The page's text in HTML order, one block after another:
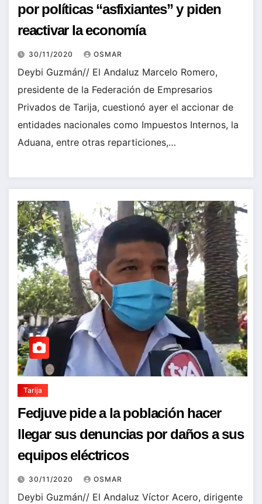
por políticas “asfixiantes” y piden
reactivar la economía
30/11/2020 OSMAR
Deybi Guzmán// El Andaluz Marcelo Romero,
presidente de la Federación de Empresarios
Privados de Tarija, cuestionó ayer el accionar de
entidades nacionales como Impuestos Internos, la
Aduana, entre otras reparticiones,…
Tarija
Fedjuve pide a la población hacer
llegar sus denuncias por daños a sus
equipos eléctricos
30/11/2020 OSMAR
Deybi Guzmán// El Andaluz Víctor Acero, dirigente